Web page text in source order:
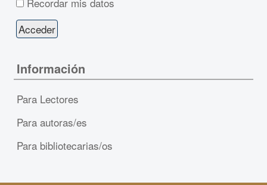
Información
Para Lectores
Para autoras/es
Para bibliotecarias/os